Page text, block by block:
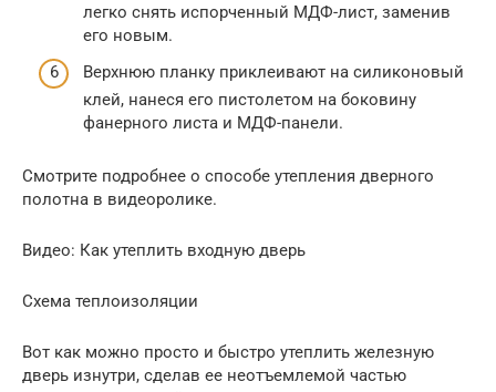
легко снять испорченный МДФ-лист, заменив
его новым.
Верхнюю планку приклеивают на силиконовый
клей, нанеся его пистолетом на боковину
фанерного листа и МДФ-панели.
Смотрите подробнее о способе утепления дверного
полотна в видеоролике.
Видео: Как утеплить входную дверь
Схема теплоизоляции
Вот как можно просто и быстро утеплить железную
дверь изнутри, сделав ее неотъемлемой частью